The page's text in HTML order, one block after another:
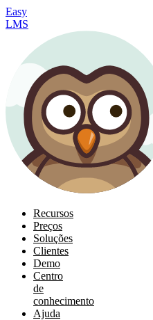
Easy
LMS
Recursos
Preços
Soluções
Clientes
Demo
Centro
de
conhecimento
Ajuda